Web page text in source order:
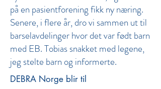
på en pasientforening fikk ny næring.
Senere, i flere år, dro vi sammen ut til
barselavdelinger hvor det var født barn
med EB. Tobias snakket med legene,
jeg stelte barn og informerte.
DEBRA Norge blir til